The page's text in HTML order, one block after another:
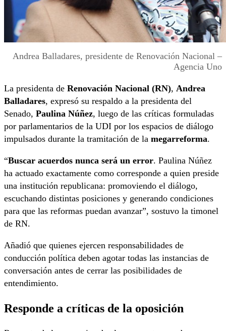
Andrea Balladares, presidente de Renovación Nacional –
Agencia Uno
La presidenta de Renovación Nacional (RN), Andrea
Balladares, expresó su respaldo a la presidenta del
Senado, Paulina Núñez, luego de las críticas formuladas
por parlamentarios de la UDI por los espacios de diálogo
impulsados durante la tramitación de la megarreforma.
“Buscar acuerdos nunca será un error. Paulina Núñez
ha actuado exactamente como corresponde a quien preside
una institución republicana: promoviendo el diálogo,
escuchando distintas posiciones y generando condiciones
para que las reformas puedan avanzar”, sostuvo la timonel
de RN.
Añadió que quienes ejercen responsabilidades de
conducción política deben agotar todas las instancias de
conversación antes de cerrar las posibilidades de
entendimiento.
Responde a críticas de la oposición